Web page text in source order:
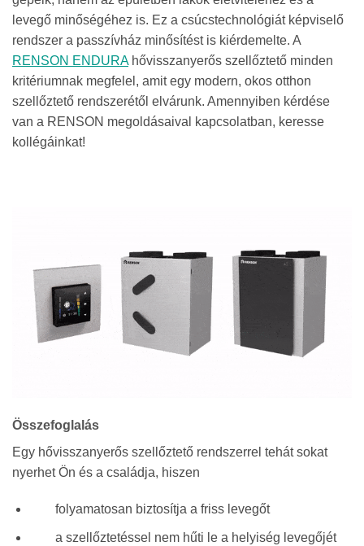
levegő minőségéhez is. Ez a csúcstechnológiát képviselő
rendszer a passzívház minősítést is kiérdemelte. A
RENSON ENDURAhővisszanyerős szellőztető minden
kritériumnak megfelel, amit egy modern, okos otthon
szellőztető rendszerétől elvárunk. Amennyiben kérdése
van a RENSON megoldásaival kapcsolatban, keresse
kollégáinkat!
Összefoglalás
Egy hővisszanyerős szellőztető rendszerrel tehát sokat
nyerhet Ön és a családja, hiszen
folyamatosan biztosítja a friss levegőt
a szellőztetéssel nem hűti le a helyiség levegőjét